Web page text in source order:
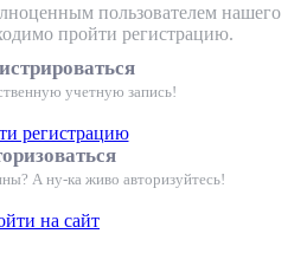
пользователем нашего
пройти регистрацию.
учетную запись!
регистрацию
А ну-ка живо авторизуйтесь!
на сайт